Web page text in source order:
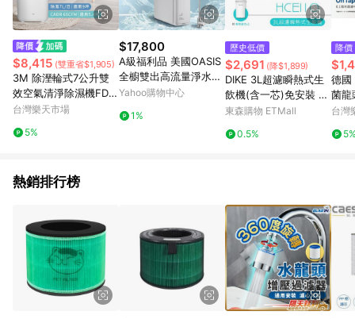
位、贈品與台灣樂天市場銷售網頁不符，以銷售網頁標示為準。
(6) 導購訂單已逾 365 天，根據台灣樂天回饋規定，逾期訂單將
不符合回饋資格。 (7) 若上述或其他原因，致使消費者無接收到
點數回饋或點數回饋有爭議，台灣樂天市場保有更改條款與法律
追訴之權利，活動詳情以樂天市場網站公告為準。
$8,415 (雙重省$1,905)
3M 除溼輪式7公升雙
效空氣清淨除濕機FD-
A70W
台灣樂天市場
5%
$17,800
A級福利品 美國OASIS
全櫥雙出高流量淨水器
RO 1000GPD
Yahoo購物中心
1%
歷史低價
$2,691 (降$1,899)
DIKE 3L超濾瞬熱式生
飲機(含一芯)免安裝 H
CE110
東森購物 ETMall
0.5%
降價
德國
菌龍
／
台灣
熱銷排行榜